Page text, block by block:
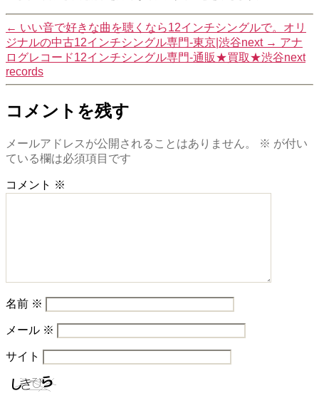
← いい音で好きな曲を聴くなら12インチシングルで。オリ
ジナルの中古12インチシングル専門-東京|渋谷next → アナ
ログレコード12インチシングル専門-通販★買取★渋谷next
records
コメントを残す
メールアドレスが公開されることはありません。 ※ が付い
ている欄は必須項目です
コメント ※
名前 ※
メール ※
サイト